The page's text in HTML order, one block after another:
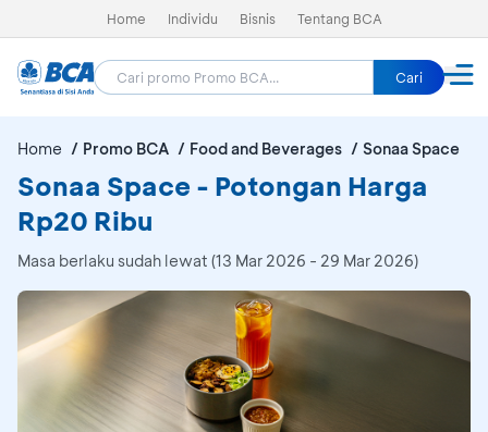
Home Individu Bisnis Tentang BCA
Cari
Home Promo BCA Food and Beverages Sonaa Space
Sonaa Space - Potongan Harga
Rp20 Ribu
Masa berlaku sudah lewat (13 Mar 2026 - 29 Mar 2026)